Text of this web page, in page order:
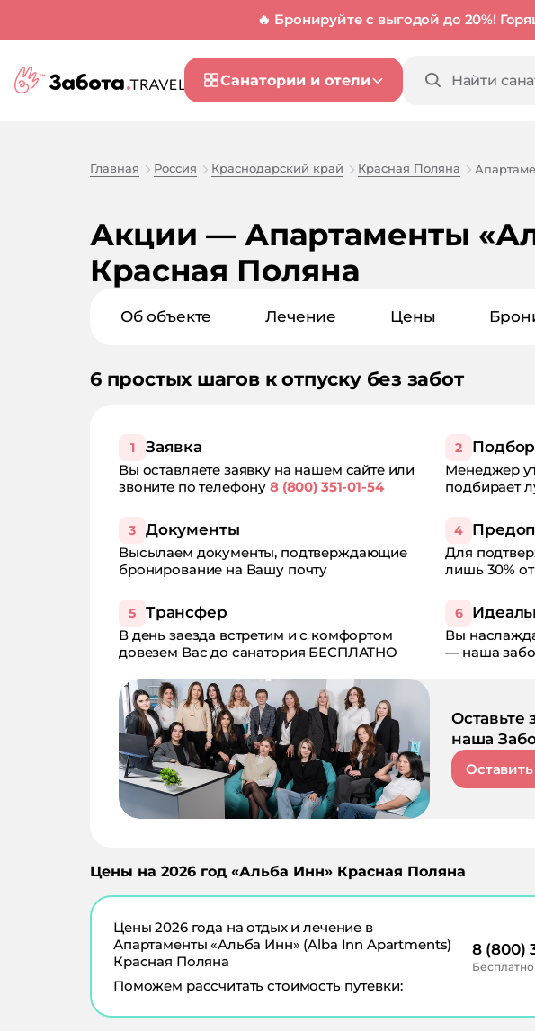
🔥 Бронируйте с выгодой до 20%!
Санатории и отели
Главная Россия Краснодарский край Красная Поляна
Акции — Апартаменты
Красная Поляна
Об объекте Лечение Цены
6 простых шагов к отпуску без забот
1 Заявка
Вы оставляете заявку на нашем сайте или
звоните по телефону8 (800) 351-01-54
2 Подбор
Менеджер
подбирает
3 Документы
Высылаем документы, подтверждающие
бронирование на Вашу почту
4
Для
лишь 30%
5 Трансфер
В день заезда встретим и с комфортом
довезем Вас до санатория БЕСПЛАТНО
6
Вы
— наша
Оставьте
наша
Оставить
Цены на 2026 год «Альба Инн» Красная Поляна
Цены2026года на отдых и лечение в
Апартаменты «Альба Инн» (Alba Inn Apartments)
Красная Поляна
Поможем рассчитать стоимость путевки:
8 (800)